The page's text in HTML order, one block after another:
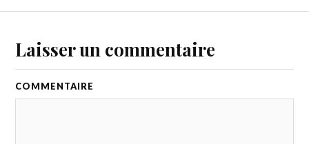
Laisser un commentaire
COMMENTAIRE